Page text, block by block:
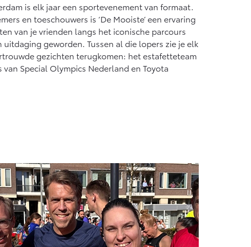
is elk jaar een sportevenement van formaat.
en toeschouwers is ‘De Mooiste’ een ervaring
van je vrienden langs het iconische parcours
uitdaging geworden. Tussen al die lopers zie je elk
gezichten terugkomen: het estafetteteam
Special Olympics Nederland en Toyota